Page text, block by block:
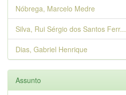
Nóbrega, Marcelo Medre
Silva, Rui Sérgio dos Santos Ferr...
Dias, Gabriel Henrique
Assunto